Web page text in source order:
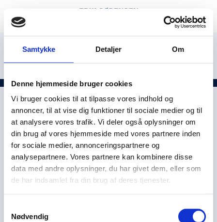
Samtykke Detaljer Om
Denne hjemmeside bruger cookies
Vi bruger cookies til at tilpasse vores indhold og
annoncer, til at vise dig funktioner til sociale medier og til
at analysere vores trafik. Vi deler også oplysninger om
din brug af vores hjemmeside med vores partnere inden
for sociale medier, annonceringspartnere og
analysepartnere. Vores partnere kan kombinere disse
data med andre oplysninger, du har givet dem, eller som
de har indsamlet fra din brug af deres tjenester.
Nødvendig